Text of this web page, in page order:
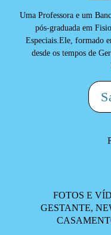
Uma Professora e um
pós-graduada em
Especiais.Ele, formado
desde os tempos de
FOTOS E
GESTANTE,